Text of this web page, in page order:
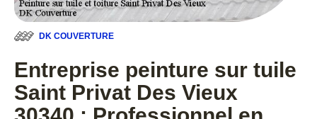
DK COUVERTURE
Entreprise peinture sur tuile
Saint Privat Des Vieux